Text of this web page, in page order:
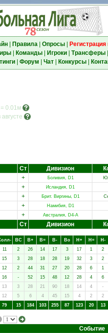
| Правила| Опросы| Регистрация
| Команды| Игроки| Трансферы|
| Форум Чат| Конкурсы|
= 0.01м
августе
Ст Дивизион
+ Боливия, D1
+ Исландия, D1
+ Брит. Виргины, D1
+ Намибия, D1
+ Австралия, D4-A
Ст Дивизион
ВC В+ В= В- Вo Н+ Н= Н-
11 2 26 14 17 3 17 1 2
15 3 28 18 28 19 32 3 2
12 2 44 31 27 20 28 6 1
16 - 52 15 48 12 28 4 6
13 3 28 21 90 18 14 4 -
12 5 6 4 45 15 4 2 2
79 15 184 103 255 87 123 20 13
Событие